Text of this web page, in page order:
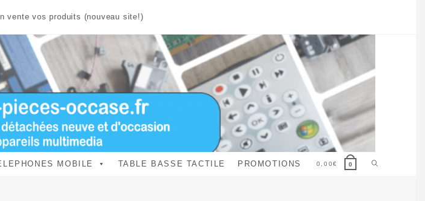
vente vos produits (nouveau site!)
MOBILE TABLE BASSE TACTILE PROMOTIONS 0,00€ 0 Toggle